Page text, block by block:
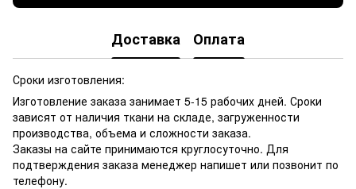
Доставка Оплата
Сроки изготовления:
Изготовление заказа занимает 5-15 рабочих дней. Сроки
зависят от наличия ткани на складе, загруженности
производства, объема и сложности заказа.
Заказы на сайте принимаются круглосуточно. Для
подтверждения заказа менеджер напишет или позвонит по
телефону.